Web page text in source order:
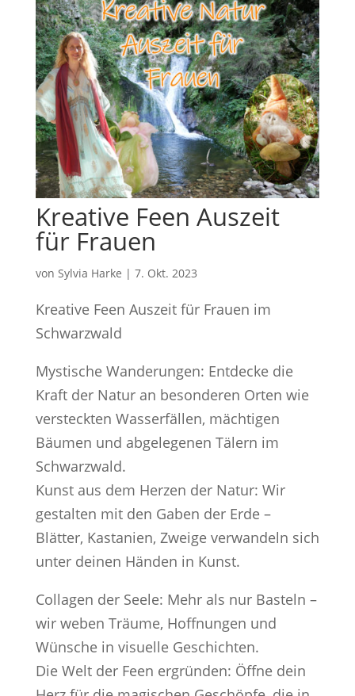
Kreative Feen Auszeit
für Frauen
von Sylvia Harke | 7. Okt. 2023
Kreative Feen Auszeit für Frauen im
Schwarzwald
Mystische Wanderungen: Entdecke die
Kraft der Natur an besonderen Orten wie
versteckten Wasserfällen, mächtigen
Bäumen und abgelegenen Tälern im
Schwarzwald.
Kunst aus dem Herzen der Natur: Wir
gestalten mit den Gaben der Erde –
Blätter, Kastanien, Zweige verwandeln sich
unter deinen Händen in Kunst.
Collagen der Seele: Mehr als nur Basteln –
wir weben Träume, Hoffnungen und
Wünsche in visuelle Geschichten.
Die Welt der Feen ergründen: Öffne dein